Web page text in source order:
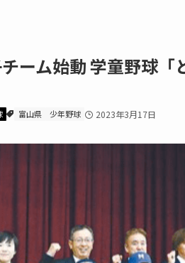
ーム始動 学童野球「
富山県 少年野球 2023年3月17日